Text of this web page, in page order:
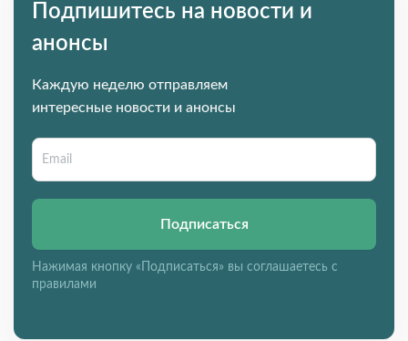
Подпишитесь на новости и
анонсы
Каждую неделю отправляем
интересные новости и анонсы
Подписаться
Нажимая кнопку «Подписаться» вы соглашаетесь с
правилами